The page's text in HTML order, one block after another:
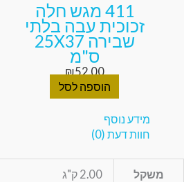
411 מגש חלה
זכוכית עבה בלתי
שבירה 25X37
ס"מ
₪52.00
הוספה לסל
מידע נוסף
חוות דעת (0)
משקל 2.00 ק"ג